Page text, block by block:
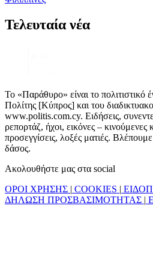
Τελευταία νέα
Το «Παράθυρο» είναι το πολιτιστικό
Πολίτης [Κύπρος] και του
www.politis.com.cy. Ειδήσεις,
ρεπορτάζ, ήχοι, εικόνες – κινούμενες
προσεγγίσεις, λοξές ματιές.
δάσος.
Ακολουθήστε μας στα social
ΟΡΟΙ ΧΡΗΣΗΣ | COOKIES |
ΔΗΛΩΣΗ ΠΡΟΣΒΑΣΙΜΟΤΗΤΑΣ |